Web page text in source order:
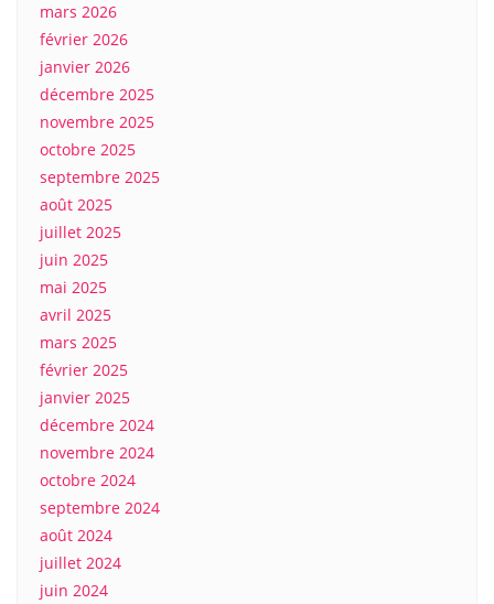
mars 2026
février 2026
janvier 2026
décembre 2025
novembre 2025
octobre 2025
septembre 2025
août 2025
juillet 2025
juin 2025
mai 2025
avril 2025
mars 2025
février 2025
janvier 2025
décembre 2024
novembre 2024
octobre 2024
septembre 2024
août 2024
juillet 2024
juin 2024